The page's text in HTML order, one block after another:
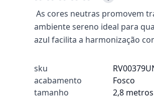
As cores neutras promovem
ambiente sereno ideal para
azul facilita a harmonização
sku
acabamento
Fosco
tamanho
2,8